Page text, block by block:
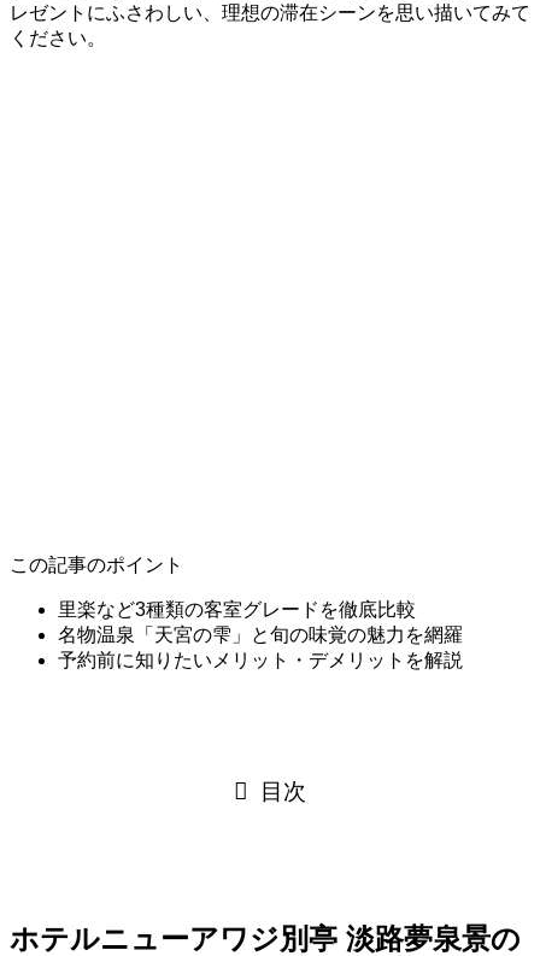
レゼントにふさわしい、理想の滞在シーンを思い描いてみて
ください。
この記事のポイント
里楽など3種類の客室グレードを徹底比較
名物温泉「天宮の雫」と旬の味覚の魅力を網羅
予約前に知りたいメリット・デメリットを解説
目次
ホテルニューアワジ別亭 淡路夢泉景の